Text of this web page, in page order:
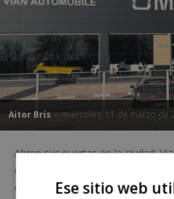
Aitor Bris - miércoles, 11 de marzo de
Abren sus puertas en la ciudad.
concesionario en Móstoles con
exposición de más de 2.000 m²
Ese sitio web